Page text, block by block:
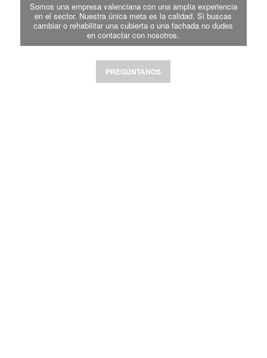
Somos una empresa valenciana con una amplia experiencia
en el sector. Nuestra única meta es la calidad. Si buscas
cambiar o rehabilitar una cubierta o una fachada no dudes
en contactar con nosotros.
PREGÚNTANOS